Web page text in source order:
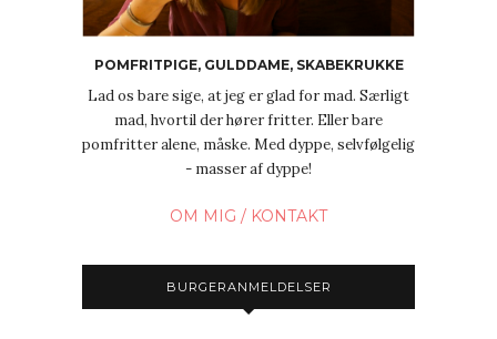
POMFRITPIGE, GULDDAME, SKABEKRUKKE
Lad os bare sige, at jeg er glad for mad. Særligt
mad, hvortil der hører fritter. Eller bare
pomfritter alene, måske. Med dyppe, selvfølgelig
- masser af dyppe!
OM MIG / KONTAKT
BURGERANMELDELSER